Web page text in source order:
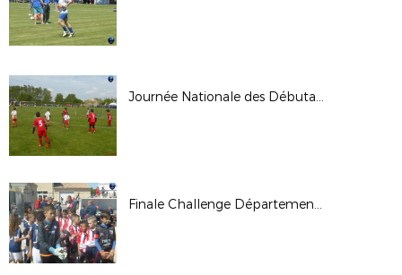
Journée Nationale des Débutants U6-U7 / Cheval-Blanc 2019
Finale Challenge Départemental U11 à Vaison